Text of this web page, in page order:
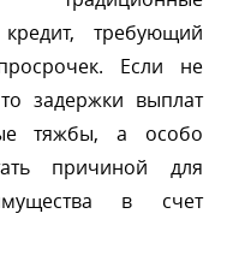
требующий
Если не
задержки выплат
тяжбы, а особо
причиной для
в счет